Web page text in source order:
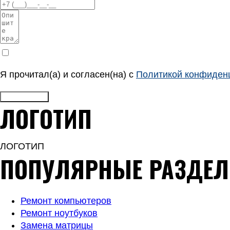
Я прочитал(а) и согласен(на) с Политикой
ЛОГОТИП
ЛОГОТИП
ПОПУЛЯРНЫЕ
Ремонт компьютеров
Ремонт ноутбуков
Замена матрицы